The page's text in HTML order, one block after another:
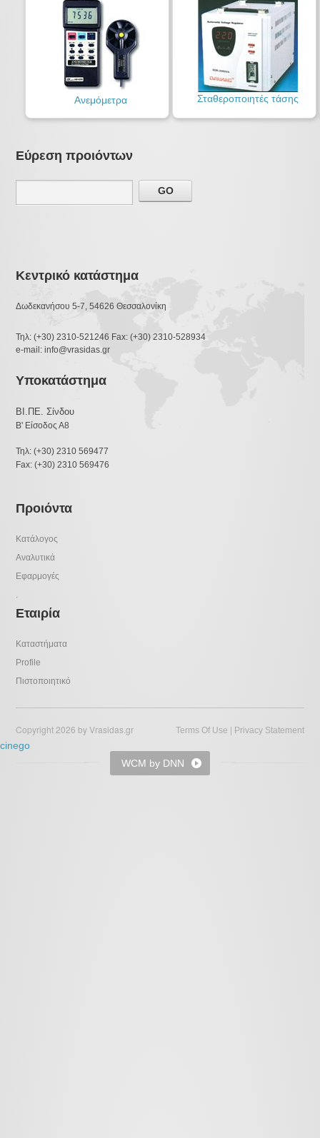
Ανεμόμετρα Σταθεροποιητές τάσης
Εύρεση προιόντων
Κεντρικό κατάστημα
Δωδεκανήσου 5-7, 54626 Θεσσαλονίκη
Τηλ: (+30) 2310-521246 Fax: (+30) 2310-528934
e-mail: info@vrasidas.gr
Υποκατάστημα
ΒΙ.ΠΕ. Σίνδου
Β' Είσοδος Α8
Τηλ: (+30) 2310 569477
Fax: (+30) 2310 569476
Προιόντα
Κατάλογος
Αναλυτικά
Εφαρμογές
.
Εταιρία
Καταστήματα
Profile
Πιστοποιητικό
Terms Of Use | Privacy Statement
Copyright 2026 by Vrasidas.gr
WCM by DNN
cinego